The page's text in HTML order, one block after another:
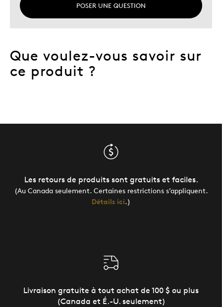
Cadeau pour enfant
Occasion spéciale
POSER UNE QUESTION
Que voulez-vous savoir sur
ce produit ?
Les retours de produits sont gratuits et faciles.
(Au Canada seulement. Certaines restrictions s’appliquent.
Détails ici.)
Livraison gratuite à tout achat de 100 $ ou plus
(Canada et É.-U. seulement)